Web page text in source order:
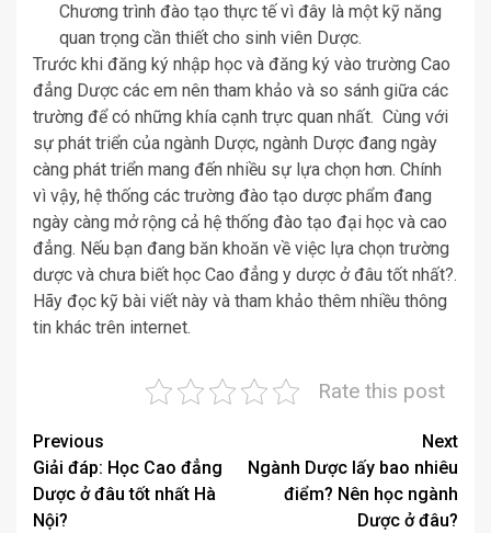
Chương trình đào tạo thực tế vì đây là một kỹ năng
quan trọng cần thiết cho sinh viên Dược.
Trước khi đăng ký nhập học và đăng ký vào trường Cao
đẳng Dược các em nên tham khảo và so sánh giữa các
trường để có những khía cạnh trực quan nhất. Cùng với
sự phát triển của ngành Dược, ngành Dược đang ngày
càng phát triển mang đến nhiều sự lựa chọn hơn. Chính
vì vậy, hệ thống các trường đào tạo dược phẩm đang
ngày càng mở rộng cả hệ thống đào tạo đại học và cao
đẳng. Nếu bạn đang băn khoăn về việc lựa chọn trường
dược và chưa biết học Cao đẳng y dược ở đâu tốt nhất?.
Hãy đọc kỹ bài viết này và tham khảo thêm nhiều thông
tin khác trên internet.
Rate this post
Post
navigation
Previous
Giải đáp: Học Cao đẳng
Dược ở đâu tốt nhất Hà
Nội?
Next
Ngành Dược lấy bao nhiêu
điểm? Nên học ngành
Dược ở đâu?